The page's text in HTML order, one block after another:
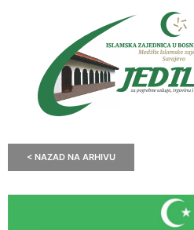
< NAZAD NA ARHIVU